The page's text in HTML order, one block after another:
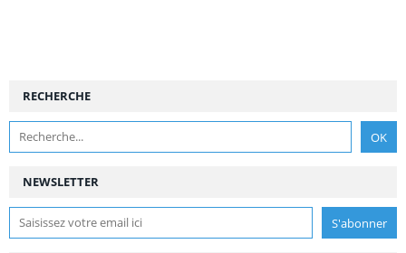
NEWSLETTER
RECHERCHE